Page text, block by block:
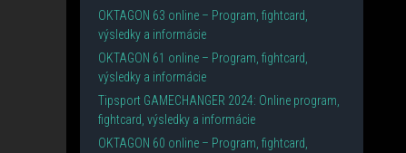
OKTAGON 63 online – Program, fightcard,
výsledky a informácie
OKTAGON 61 online – Program, fightcard,
výsledky a informácie
Tipsport GAMECHANGER 2024: Online program,
fightcard, výsledky a informácie
OKTAGON 60 online – Program, fightcard,